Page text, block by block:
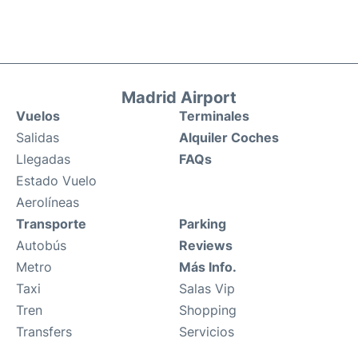
Madrid Airport
Vuelos
Salidas
Llegadas
Estado Vuelo
Aerolíneas
Terminales
Alquiler Coches
FAQs
Transporte
Autobús
Metro
Taxi
Tren
Transfers
Parking
Reviews
Más Info.
Salas Vip
Shopping
Servicios